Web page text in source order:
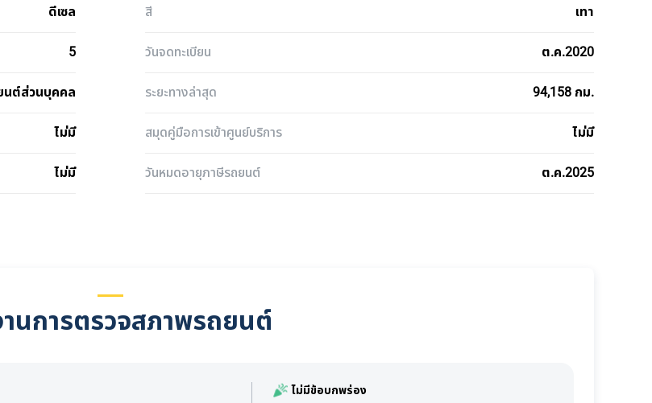
ดีเซล สี เทา
5 วันจดทะเบียน ต.ค.2020
นต์ส่วนบุคคล ระยะทางล่าสุด 94,158 กม.
ไม่มี สมุดคู่มือการเข้าศูนย์บริการ ไม่มี
ไม่มี วันหมดอายุภาษีรถยนต์ ต.ค.2025
นการตรวจสภาพรถยนต์
ไม่มีข้อบกพร่อง